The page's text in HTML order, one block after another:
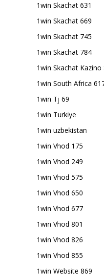
1win Skachat 631
1win Skachat 669
1win Skachat 745
1win Skachat 784
1win Skachat Kazino
1win South Africa
1win Tj 69
1win Turkiye
1win uzbekistan
1win Vhod 175
1win Vhod 249
1win Vhod 575
1win Vhod 650
1win Vhod 677
1win Vhod 801
1win Vhod 826
1win Vhod 855
1win Website 869